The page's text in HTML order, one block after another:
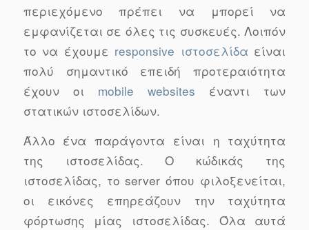
περιεχόμενο πρέπει να μπορεί να
εμφανίζεται σε όλες τις συσκευές. Λοιπόν
το να έχουμε responsive ιστοσελίδα είναι
πολύ σημαντικό επειδή προτεραιότητα
έχουν οι mobile websites έναντι των
στατικών ιστοσελίδων.
Άλλο ένα παράγοντα είναι η ταχύτητα
της ιστοσελίδας. Ο κώδικάς της
ιστοσελίδας, το server όπου φιλοξενείται,
οι εικόνες επηρεάζουν την ταχύτητα
φόρτωσης μίας ιστοσελίδας. Όλα αυτά